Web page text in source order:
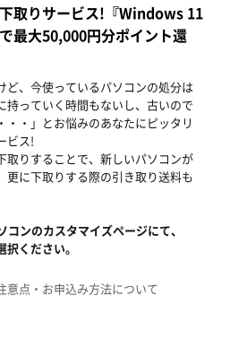
取りサービス!『Windows 11
最大50,000円分ポイント還
ど、今使っているパソコンの処分は
持っていく時間もないし、古いので
・・」とお悩みのあなたにピッタリ
ビス!
取りすることで、新しいパソコンが
更に下取りする際の引き取り送料も
ンのカスタマイズページにて、
択ください。
意点・お申込み方法について